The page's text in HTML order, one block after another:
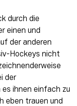
durch die
einen und
der anderen
Hockeys nicht
der
ihnen einfach zu
eben trauen und